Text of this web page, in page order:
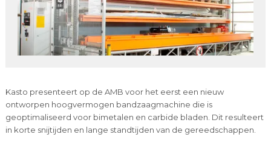
Kasto presenteert op de AMB voor het eerst een nieuw
ontworpen hoogvermogen bandzaagmachine die is
geoptimaliseerd voor bimetalen en carbide bladen. Dit resulteert
in korte snijtijden en lange standtijden van de gereedschappen.